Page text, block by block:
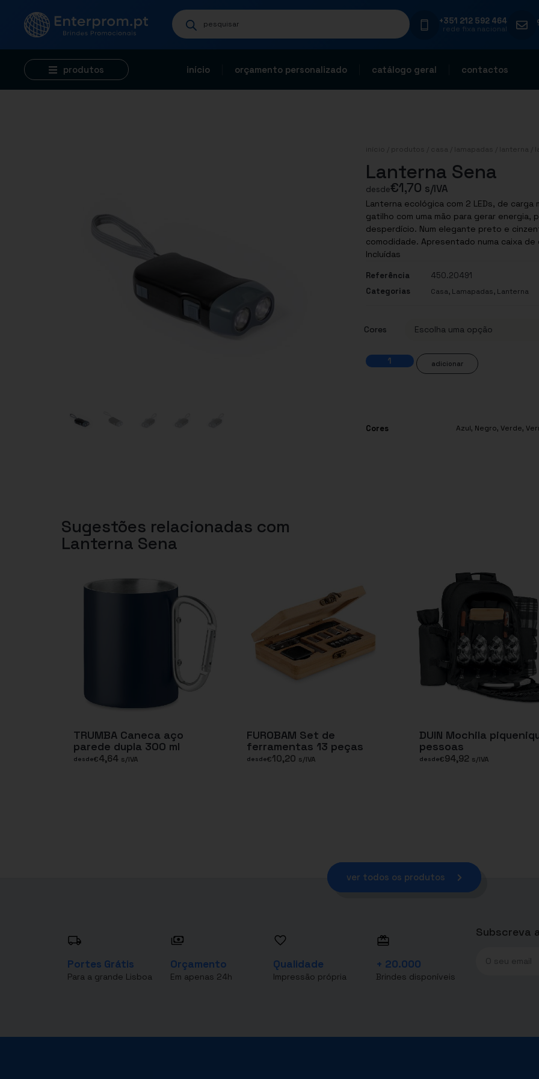
+351 212 592 464
rede fixa nacional
produtos início orçamento personalizado catálogo geral contactos
início produtos casa lamapadas lanterna /
Lanterna Sena
desde€1,70 s/IVA
Lanterna ecológica com 2 LEDs, de
gatilho com uma mão para gerar energia,
desperdício. Num elegante preto e
comodidade. Apresentado numa caixa
Incluídas
Referência
450.20491
Categorias
Casa, Lamapadas, Lanterna
Cores
adicionar
Cores Azul, Negro, Verde,
Sugestões relacionadas com
Lanterna Sena
TRUMBA Caneca aço
parede dupla 300 ml
desde€4,64 s/IVA
FUROBAM Set de
ferramentas 13 peças
desde€10,20 s/IVA
DUIN Mochila
pessoas
desde€94,92 s/IVA
ver todos os produtos
Portes Grátis
Para a grande Lisboa
Orçamento
Em apenas 24h
Qualidade
Impressão própria
+ 20.000
Brindes disponíveis
Subscreva